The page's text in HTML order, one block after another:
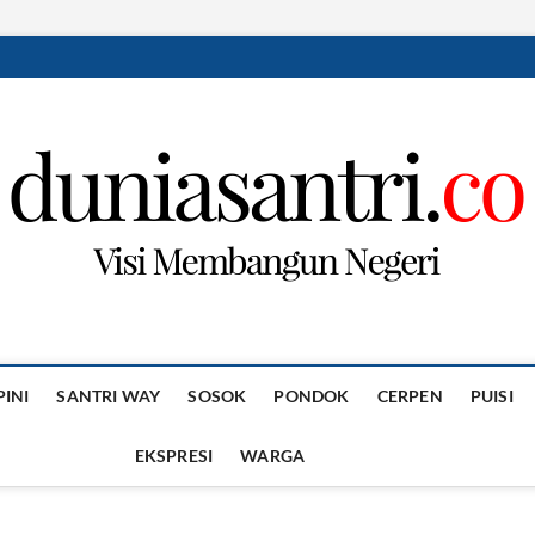
SANTRI WAY SOSOK PONDOK CERPEN PUISI
EKSPRESI WARGA